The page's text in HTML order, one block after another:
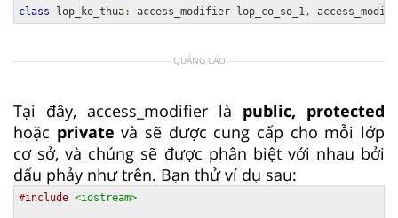
class lop_ke_thua: access_modifier lop_co_so_1 ,
QUẢNG CÁO
Tại đây, access_modifier là public, protected
hoặc private và sẽ được cung cấp cho mỗi lớp
cơ sở, và chúng sẽ được phân biệt với nhau bởi
dấu phảy như trên. Bạn thử ví dụ sau:
#include <iostream>